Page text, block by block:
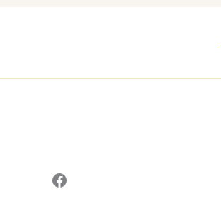
فيسبوك